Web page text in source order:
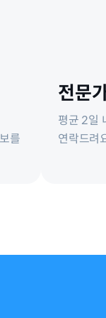
를
전문
평균 2일
연락드려